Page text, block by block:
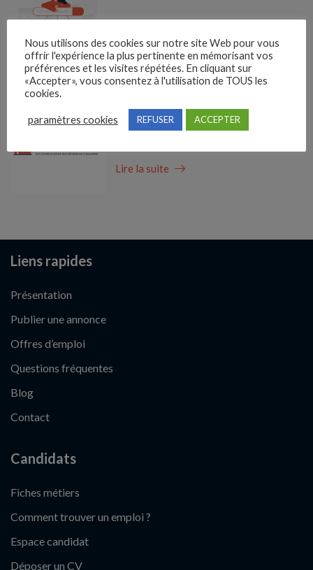
Lire la suite
Recruteurs, découvrez Industrie
Job !
Lire la suite
Liens rapides
Présentation
Publier une annonce
Offres d’emploi
Questions fréquentes
Blog
Contact
Candidats
Fiches métiers
Comment trouver un emploi ?
Espace candidat
Déposer un CV
Nous utilisons des cookies sur notre site Web pour vous
offrir l'expérience la plus pertinente en mémorisant vos
préférences et les visites répétées. En cliquant sur
«Accepter», vous consentez à l'utilisation de TOUS les
cookies.
paramètres cookies REFUSER ACCEPTER